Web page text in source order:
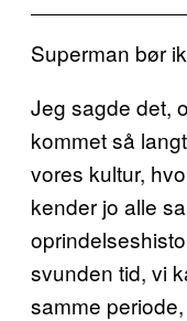
Superman bør
Jeg sagde det,
kommet så
vores kultur,
kender jo alle
svunden tid, vi
samme